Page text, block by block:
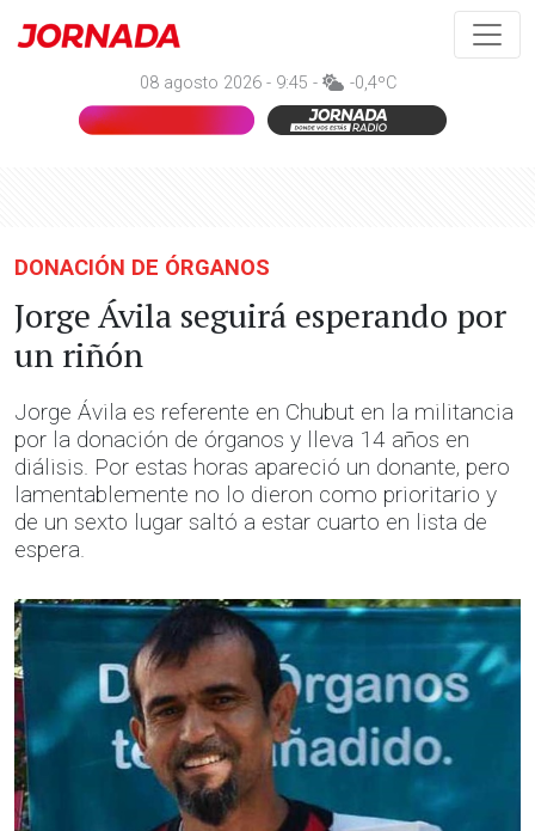
08 agosto 2026 - 9:45 - -0,4ºC
DONACIÓN DE ÓRGANOS
Jorge Ávila seguirá esperando por
un riñón
Jorge Ávila es referente en Chubut en la militancia
por la donación de órganos y lleva 14 años en
diálisis. Por estas horas apareció un donante, pero
lamentablemente no lo dieron como prioritario y
de un sexto lugar saltó a estar cuarto en lista de
espera.